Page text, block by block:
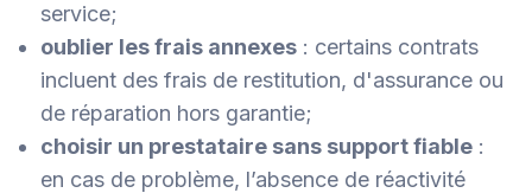
service;
oublier les frais annexes : certains contrats
incluent des frais de restitution, d'assurance ou
de réparation hors garantie;
choisir un prestataire sans support fiable :
en cas de problème, l’absence de réactivité